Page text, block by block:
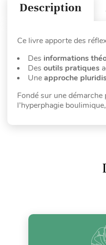
Description
Ce livre apporte des
Des informations
Des outils pratiques
Uneapproche
Fondé sur une
l’hyperphagie